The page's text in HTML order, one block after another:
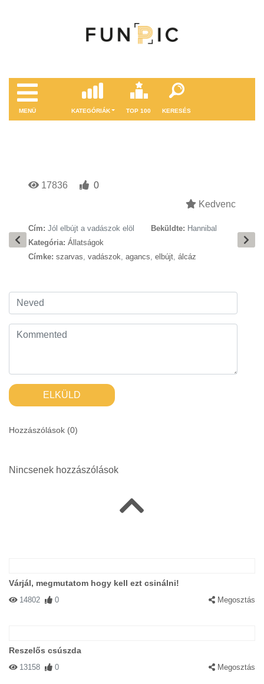
MENÜ KATEGÓRIÁK TOP 100 KERESÉS
17836
0
Kedvenc
Cím: Jól elbújt a vadászok elöl Beküldte: Hannibal
Kategória: Állatságok
Címke: szarvas, vadászok, agancs, elbújt, álcáz
ELKÜLD
Hozzászólások (0)
Nincsenek hozzászólások
Várjál, megmutatom hogy kell ezt csinálni!
14802 0 Megosztás
Reszelős csúszda
13158 0 Megosztás